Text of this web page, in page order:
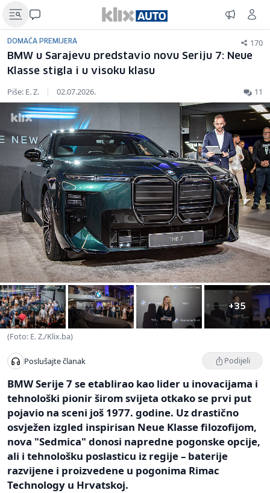
DOMAĆA PREMIJERA 170
BMW u Sarajevu predstavio novu Seriju 7: Neue
Klasse stigla i u visoku klasu
Piše: E. Z. | 02.07.2026. 11
+35
(Foto: E. Z./Klix.ba)
Poslušajte članak Podijeli
BMW Serije 7 se etablirao kao lider u inovacijama i
tehnološki pionir širom svijeta otkako se prvi put
pojavio na sceni još 1977. godine. Uz drastično
osvježen izgled inspirisan Neue Klasse filozofijom,
nova "Sedmica" donosi napredne pogonske opcije,
ali i tehnološku poslasticu iz regije – baterije
razvijene i proizvedene u pogonima Rimac
Technology u Hrvatskoj.